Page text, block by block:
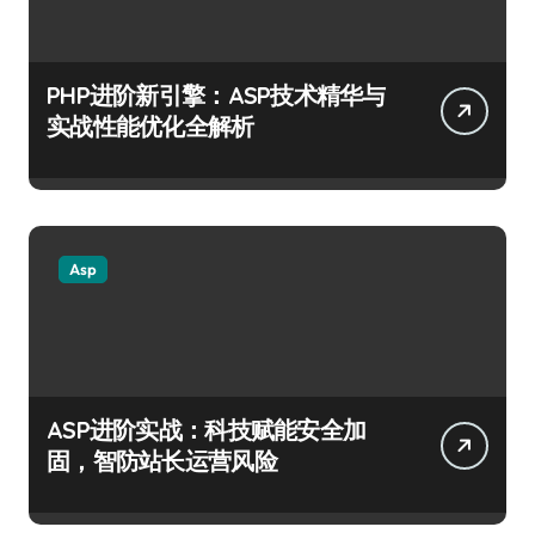
PHP进阶新引擎：ASP技术精华与
实战性能优化全解析
Asp
ASP进阶实战：科技赋能安全加
固，智防站长运营风险